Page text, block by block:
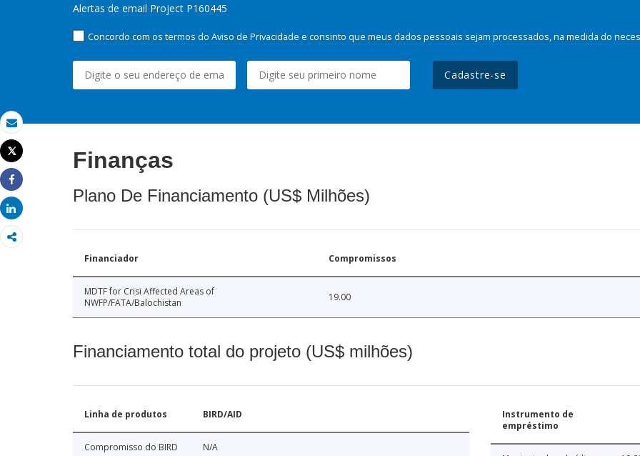
Email
Imprimir
Tweet
Share
Share
Alertas de email Project P160445
Concordo com os termos do Aviso de Privacidade e consinto que meus dados pessoais sejam processados, na medida do
Cadastre-se
Finanças
Plano De Financiamento (US$ Milhões)
Financiador Compromissos
MDTF for Crisi Affected Areas of
NWFP/FATA/Balochistan
19.00
Financiamento total do projeto (US$ milhões)
Linha de produtos BIRD/AID
Compromisso do BIRD N/A
Instrumento de
empréstimo